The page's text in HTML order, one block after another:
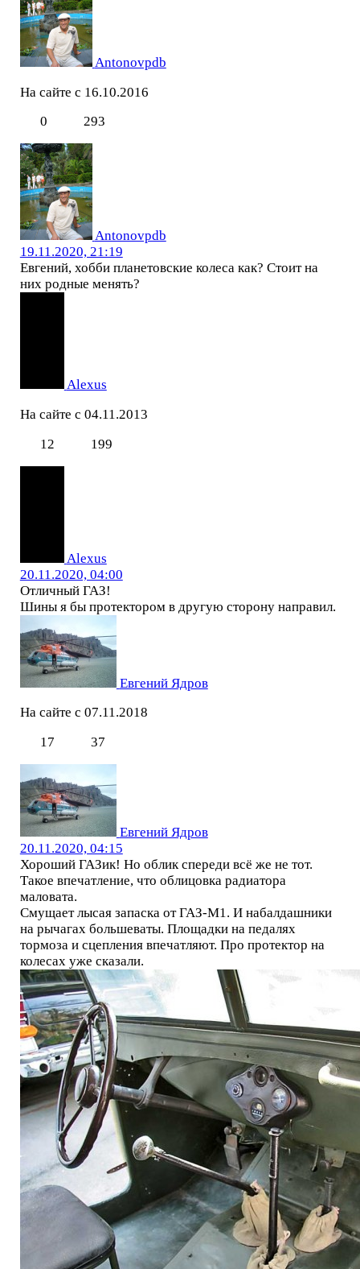
Antonovpdb
На сайте с 16.10.2016
0
293
Antonovpdb
19.11.2020, 21:19
Евгений, хобби планетовские колеса как? Стоит на
них родные менять?
Alexus
На сайте с 04.11.2013
12
199
Alexus
20.11.2020, 04:00
Отличный ГАЗ!
Шины я бы протектором в другую сторону направил.
Евгений Ядров
На сайте с 07.11.2018
17
37
Евгений Ядров
20.11.2020, 04:15
Хороший ГАЗик! Но облик спереди всё же не тот.
Такое впечатление, что облицовка радиатора
маловата.
Смущает лысая запаска от ГАЗ-М1. И набалдашники
на рычагах большеваты. Площадки на педалях
тормоза и сцепления впечатляют. Про протектор на
колесах уже сказали.